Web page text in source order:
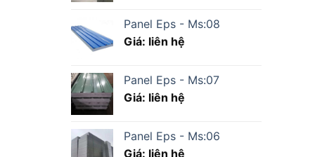
Panel Eps - Ms:08
Giá: liên hệ
Panel Eps - Ms:07
Giá: liên hệ
Panel Eps - Ms:06
Giá: liên hệ